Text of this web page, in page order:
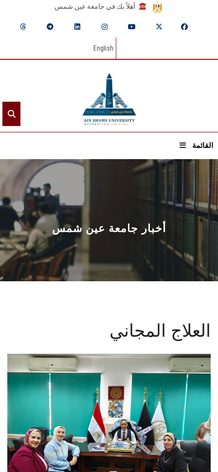
أهلاً بك في جامعة عين شمس
English
القائمة
الرئيسيـة
عن الجامعة
القطاعـات
الشئون الأكاديمية
البحث العلمي
الأنظمة الذكية
الإعلام
الطلاب
هيئة التدريس
أخبار جامعة عين شمس
العلاج المجاني